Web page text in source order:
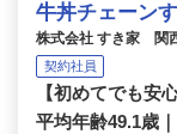
牛丼チェーン
株式会社 すき家 関
契約社員
【初めてでも安
平均年齢49.1歳